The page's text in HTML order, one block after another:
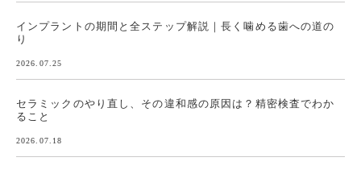
インプラントの期間と全ステップ解説｜長く噛める歯への道の
り
2026.07.25
セラミックのやり直し、その違和感の原因は？精密検査でわか
ること
2026.07.18